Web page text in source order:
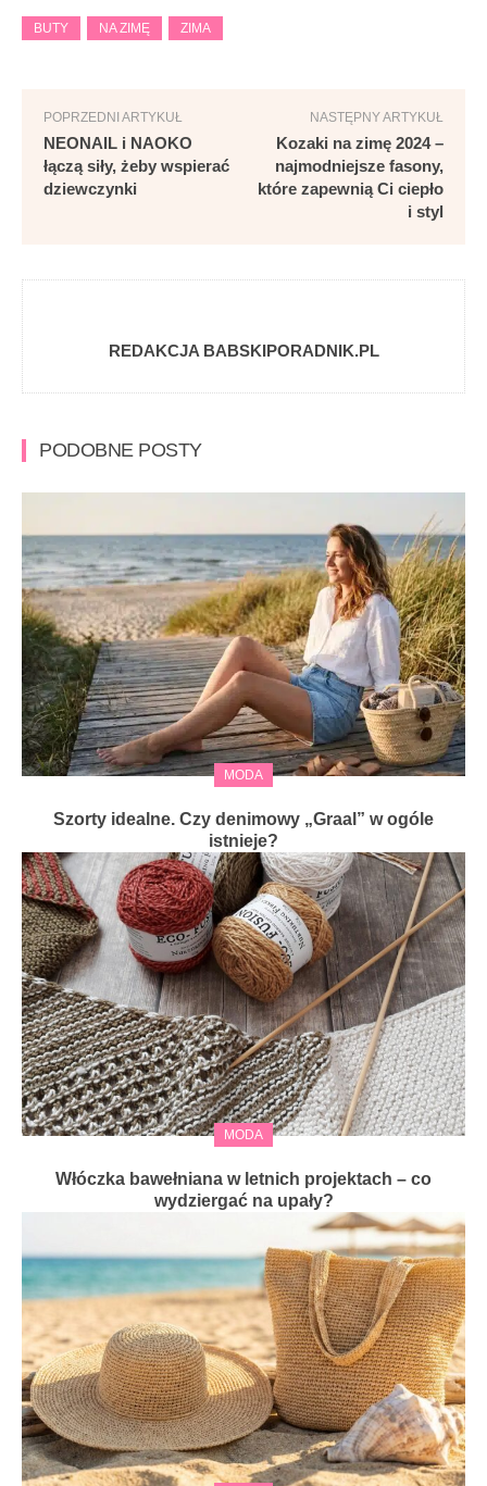
BUTY NA ZIMĘ ZIMA
POPRZEDNI ARTYKUŁ
NEONAIL i NAOKO
łączą siły, żeby wspierać
dziewczynki
NASTĘPNY ARTYKUŁ
Kozaki na zimę 2024 –
najmodniejsze fasony,
które zapewnią Ci ciepło
i styl
REDAKCJA BABSKIPORADNIK.PL
PODOBNE POSTY
MODA
Szorty idealne. Czy denimowy „Graal” w ogóle
istnieje?
MODA
Włóczka bawełniana w letnich projektach – co
wydziergać na upały?